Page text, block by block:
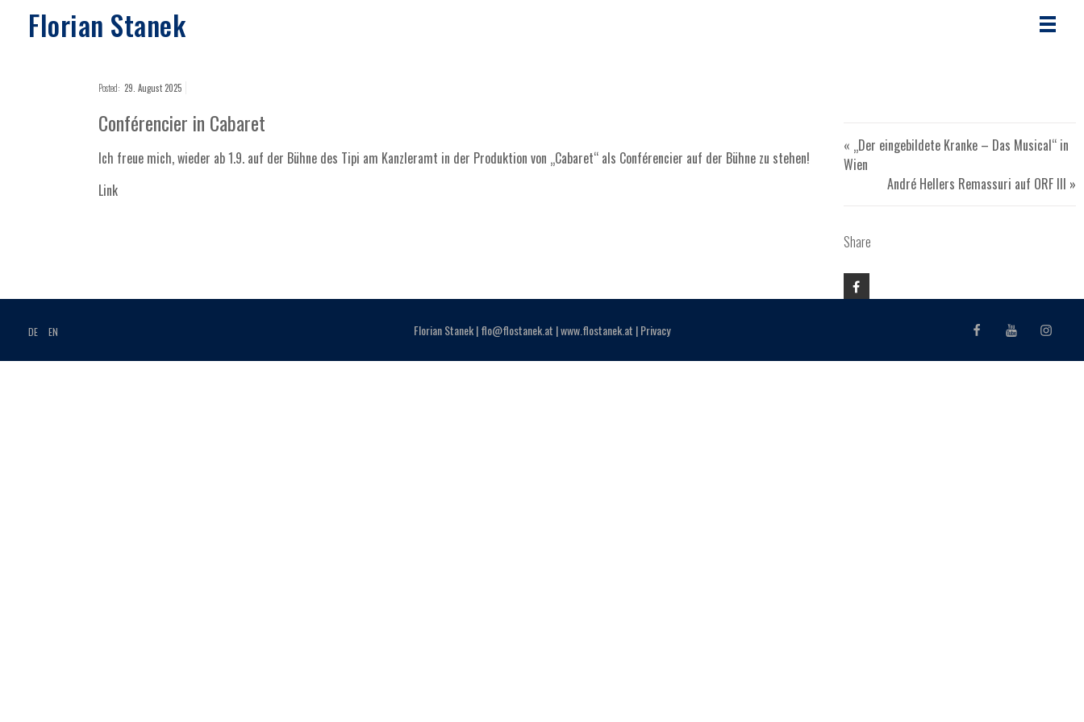
Florian Stanek
Posted: 29. August 2025
Conférencier in Cabaret
Ich freue mich, wieder ab 1.9. auf der Bühne des Tipi am Kanzleramt in der Produktion von „Cabaret“ als Conférencier auf der Bühne zu stehen!
Link
« „Der eingebildete Kranke – Das Musical“ in
Wien
André Hellers Remassuri auf ORF III »
Share
DE EN Florian Stanek |flo@flostanek.at |www.flostanek.at |Privacy